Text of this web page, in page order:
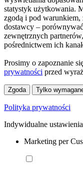
statystyk użytkowania.
zgodą i pod warunkiem,
dostawcy –
zewnętrznych
pośrednictwem ich
Prosimy o zapoznanie
prywatności przed
Zgoda Tylko
Polityka prywatności
Indywidualne
Marketing per